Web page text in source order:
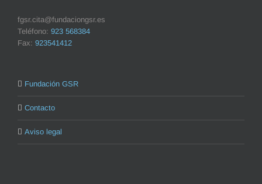
fgsr.cita@fundaciongsr.es
Teléfono: 923 568384
Fax: 923541412
Fundación GSR
Contacto
Aviso legal